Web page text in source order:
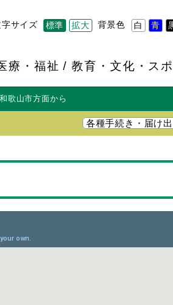
背景色 白 青
字サイズ 標準 拡大
療・福祉 教育・文化・ス
和歌山市方面から
各種手続き・届け出